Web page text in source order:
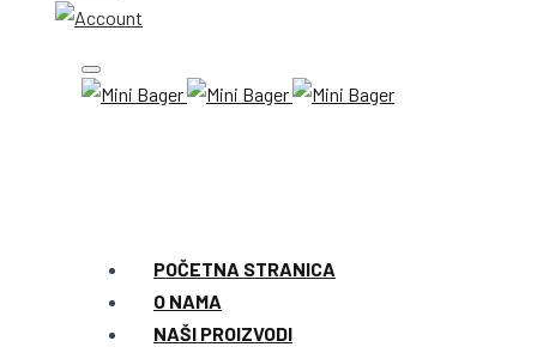
POČETNA STRANICA
O NAMA
NAŠI PROIZVODI